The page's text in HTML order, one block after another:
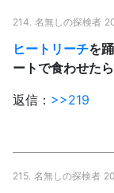
214. 名無しの探検者
ヒートリーチを
ートで食わせた
返信： >>219
215. 名無しの探検者